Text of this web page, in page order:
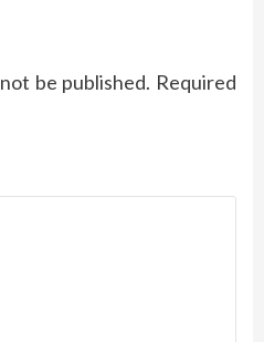
be published. Required